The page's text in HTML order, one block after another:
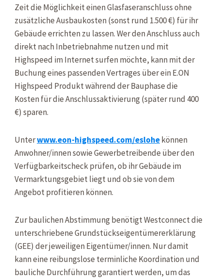
Zeit die Möglichkeit einen Glasfaseranschluss ohne
zusätzliche Ausbaukosten (sonst rund 1.500 €) für ihr
Gebäude errichten zu lassen. Wer den Anschluss auch
direkt nach Inbetriebnahme nutzen und mit
Highspeed im Internet surfen möchte, kann mit der
Buchung eines passenden Vertrages über ein E.ON
Highspeed Produkt während der Bauphase die
Kosten für die Anschlussaktivierung (später rund 400
€) sparen.
Unterwww.eon-highspeed.com/eslohekönnen
Anwohner/innen sowie Gewerbetreibende über den
Verfügbarkeitscheck prüfen, ob ihr Gebäude im
Vermarktungsgebiet liegt und ob sie von dem
Angebot profitieren können.
Zur baulichen Abstimmung benötigt Westconnect die
unterschriebene Grundstückseigentümererklärung
(GEE) der jeweiligen Eigentümer/innen. Nur damit
kann eine reibungslose terminliche Koordination und
bauliche Durchführung garantiert werden, um das